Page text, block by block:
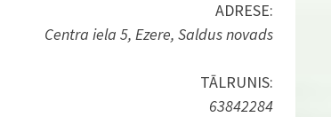
ADRESE:
Centra iela 5, Ezere, Saldus novads
TĀLRUNIS:
63842284